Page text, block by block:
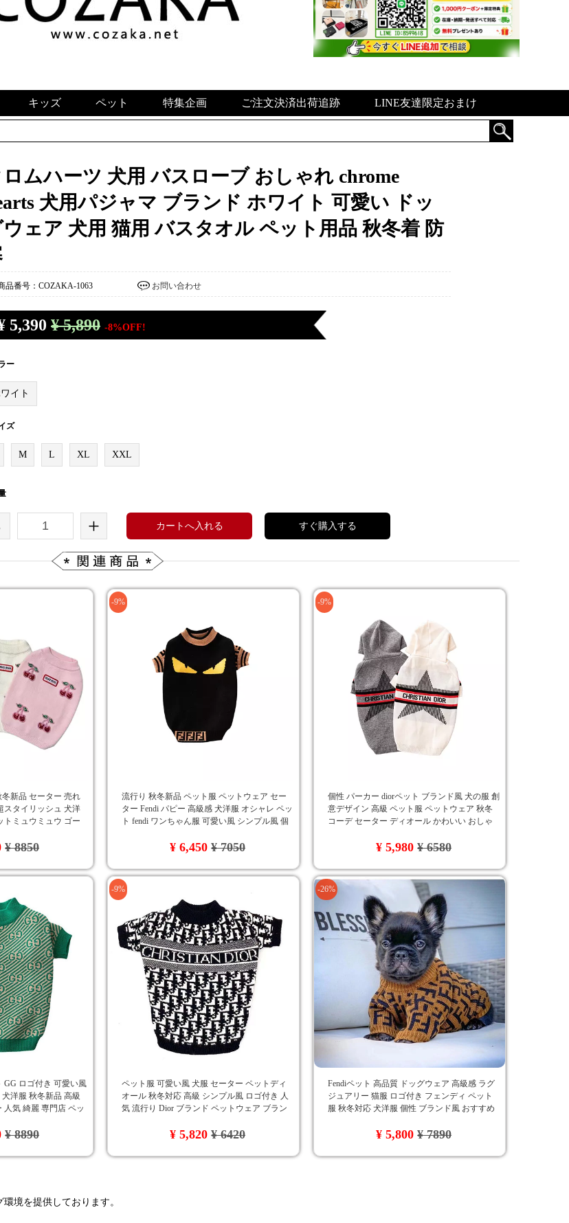
キッズ ペット 特集企画 ご注文決済出荷追跡 LINE友達限定おまけ
ロムハーツ 犬用 バスローブ おしゃれ chrome
犬用パジャマ ブランド ホワイト 可愛い ドッ
ウェア 犬用 猫用 バスタオル ペット用品 秋冬着 防
品番号：COZAKA-1063 お問い合わせ
5,390 ¥ 5,890 -8%OFF!
ー
イト
ズ
M L XL XXL
+ カートへ入れる すぐ購入する
新品 セーター 売れ
スタイリッシュ 犬洋
トミュウミュウ ゴー
¥ 8850
-9%
流行り 秋冬新品 ペット服 ペットウェア セー
ター Fendi パピー 高級感 犬洋服 オシャレ ペッ
ト fendi ワンちゃん服 可愛い風 シンプル風 個
¥ 6,450¥ 7050
-9%
個性 パーカー diorペット ブランド風 犬の服 創
意デザイン 高級 ペット服 ペットウェア 秋冬
コーデ セーター ディオール かわいい おしゃ
¥ 5,980¥ 6580
GG ロゴ付き 可愛い風
洋服 秋冬新品 高級
人気 綺麗 専門店 ペッ
¥ 8890
-9%
ペット服 可愛い風 犬服 セーター ペットディ
オール 秋冬対応 高級 シンプル風 ロゴ付き 人
気 流行り Dior ブランド ペットウェア ブラン
¥ 5,820¥ 6420
-26%
Fendiペット 高品質 ドッグウェア 高級感 ラグ
ジュアリー 猫服 ロゴ付き フェンディ ペット
服 秋冬対応 犬洋服 個性 ブランド風 おすすめ
¥ 5,800¥ 7890
境を提供しております。